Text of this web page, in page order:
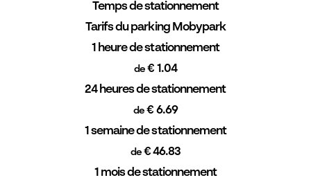
Temps de stationnement
Tarifs du parking Mobypark
1 heure de stationnement
de € 1.04
24 heures de stationnement
de € 6.69
1 semaine de stationnement
de€ 46.83
1 mois de stationnement